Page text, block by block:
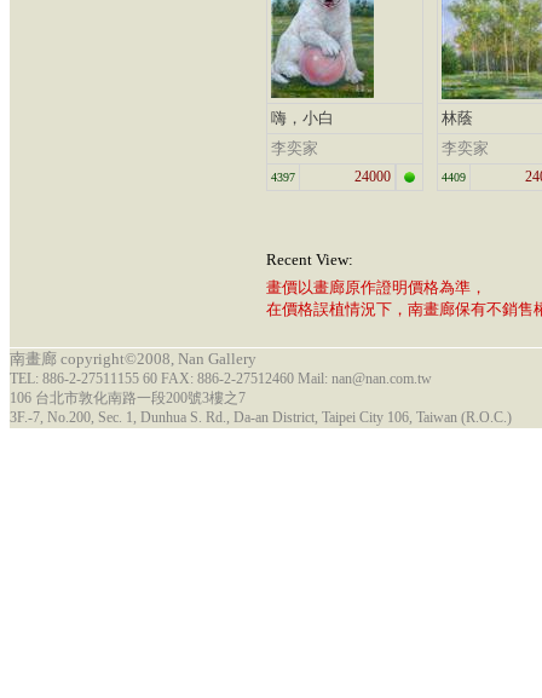
嗨，小白
李奕家
4397 24000
林蔭
李奕家
4409
Recent View:
畫價以畫廊原作證明價格為準，
在價格誤植情況下，南畫廊保有不銷售
南畫廊 copyright©2008, Nan Gallery
TEL: 886-2-27511155 60 FAX: 886-2-27512460 Mail: nan@nan.com.tw
106 台北市敦化南路一段200號3樓之7
3F.-7, No.200, Sec. 1, Dunhua S. Rd., Da-an District, Taipei City 106, Taiwan (R.O.C.)